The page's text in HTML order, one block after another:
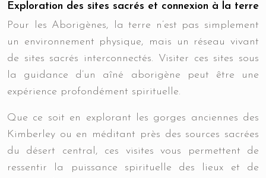
Exploration des sites sacrés et connexion à la terre
Pour les Aborigènes, la terre n’est pas simplement
un environnement physique, mais un réseau vivant
de sites sacrés interconnectés. Visiter ces sites sous
la guidance d’un aîné aborigène peut être une
expérience profondément spirituelle.
Que ce soit en explorant les gorges anciennes des
Kimberley ou en méditant près des sources sacrées
du désert central, ces visites vous permettent de
ressentir la puissance spirituelle des lieux et de